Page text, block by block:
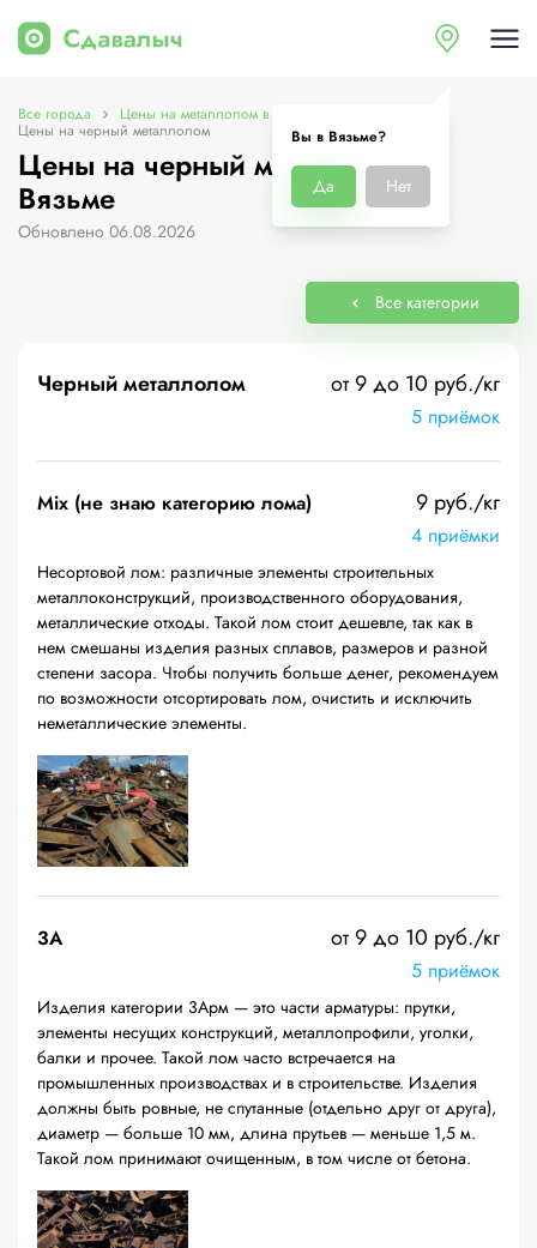
Вы в Вязьме?
Да Нет
Все города Цены на металлолом в Вязьме
Цены на черный металлолом
Цены на черный металлолом в
Вязьме
Обновлено 06.08.2026
Все категории
Черный металлолом от 9 до 10 руб./кг
5 приёмок
Mix (не знаю категорию лома) 9 руб./кг
4 приёмки
Несортовой лом: различные элементы строительных
металлоконструкций, производственного оборудования,
металлические отходы. Такой лом стоит дешевле, так как в
нем смешаны изделия разных сплавов, размеров и разной
степени засора. Чтобы получить больше денег, рекомендуем
по возможности отсортировать лом, очистить и исключить
неметаллические элементы.
3А от 9 до 10 руб./кг
5 приёмок
Изделия категории 3Арм — это части арматуры: прутки,
элементы несущих конструкций, металлопрофили, уголки,
балки и прочее. Такой лом часто встречается на
промышленных производствах и в строительстве. Изделия
должны быть ровные, не спутанные (отдельно друг от друга),
диаметр — больше 10 мм, длина прутьев — меньше 1,5 м.
Такой лом принимают очищенным, в том числе от бетона.